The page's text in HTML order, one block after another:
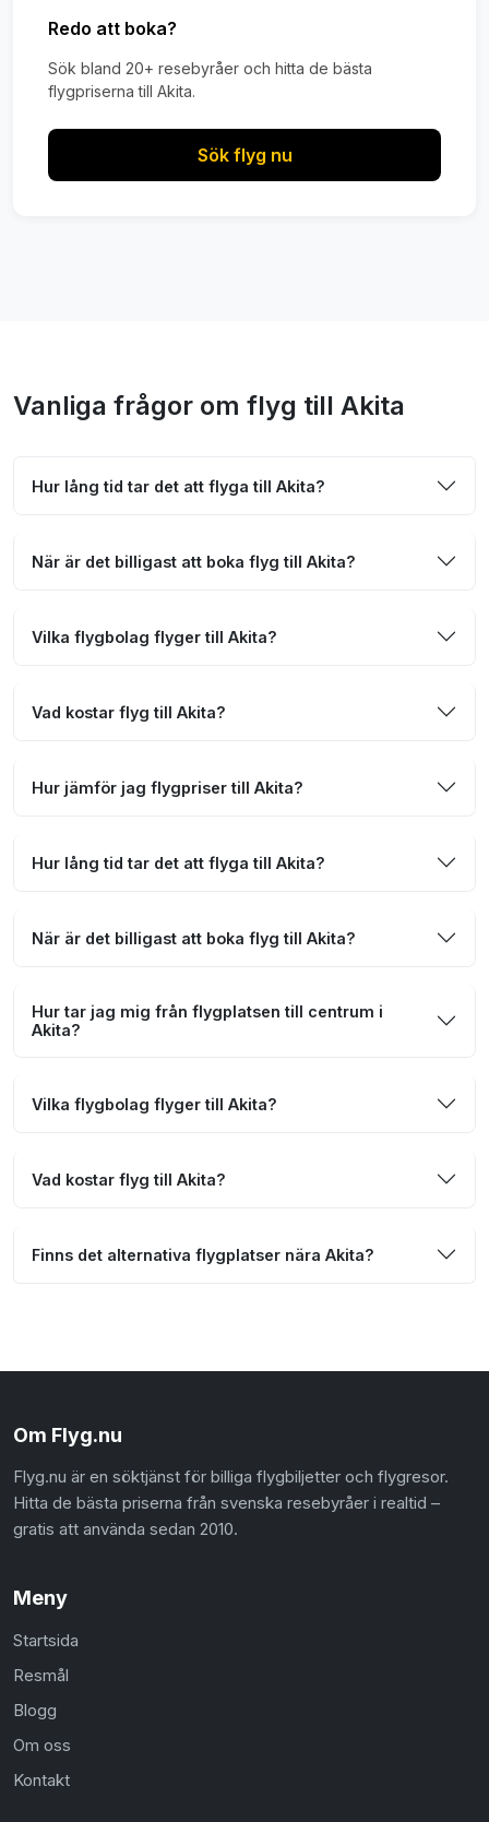
Redo att boka?
Sök bland 20+ resebyråer och hitta de bästa
flygpriserna till Akita.
Sök flyg nu
Vanliga frågor om flyg till Akita
Hur lång tid tar det att flyga till Akita?
När är det billigast att boka flyg till Akita?
Vilka flygbolag flyger till Akita?
Vad kostar flyg till Akita?
Hur jämför jag flygpriser till Akita?
Hur lång tid tar det att flyga till Akita?
När är det billigast att boka flyg till Akita?
Hur tar jag mig från flygplatsen till centrum i
Akita?
Vilka flygbolag flyger till Akita?
Vad kostar flyg till Akita?
Finns det alternativa flygplatser nära Akita?
Om Flyg.nu
Flyg.nu är en söktjänst för billiga flygbiljetter och flygresor.
Hitta de bästa priserna från svenska resebyråer i realtid –
gratis att använda sedan 2010.
Meny
Startsida
Resmål
Blogg
Om oss
Kontakt